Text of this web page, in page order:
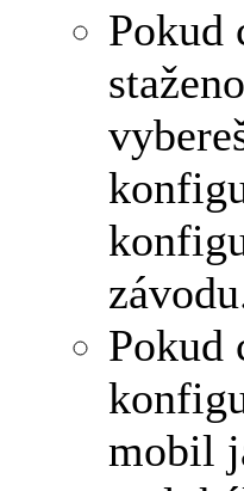
Pokud
Pokud
mobil